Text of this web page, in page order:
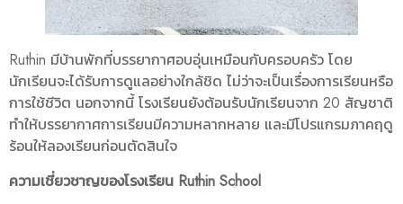
Ruthin มีบ้านพักที่บรรยากาศอบอุ่นเหมือนกับครอบครัว โดย
นักเรียนจะได้รับการดูแลอย่างใกล้ชิด ไม่ว่าจะเป็นเรื่องการเรียนหรือ
การใช้ชีวิต นอกจากนี้ โรงเรียนยังต้อนรับนักเรียนจาก 20 สัญชาติ
ทำให้บรรยากาศการเรียนมีความหลากหลาย และมีโปรแกรมภาคฤดู
ร้อนให้ลองเรียนก่อนตัดสินใจ
ความเชี่ยวชาญของโรงเรียน Ruthin School